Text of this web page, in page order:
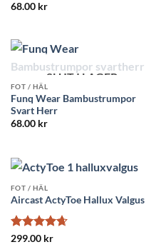
68.00 kr
SLUT I LAGER
FOT / HÄL
Funq Wear Bambustrumpor
Svart Herr
68.00 kr
FOT / HÄL
Aircast ActyToe Hallux Valgus
Betygsatt
299.00 kr